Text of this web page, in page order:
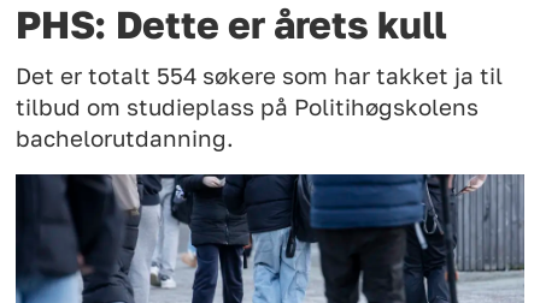
PHS: Dette er årets kull
Det er totalt 554 søkere som har takket ja til
tilbud om studieplass på Politihøgskolens
bachelorutdanning.